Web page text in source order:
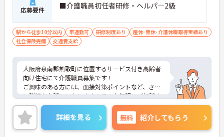
応募要件 ■介護職員初任者研修・ヘルパ―2級
駅から徒歩10分以内 車通勤可 研修制度あり
産休･育休･介護休暇取得実績あり
社会保険完備
交通費支給
大阪府泉南郡熊取町に位置するサービス付き高齢者
向け住宅にて介護職員募集です！
ご興味のある方には、面接対策ポイントなど、さら
に詳細をお話しいたしますので、お気軽にご相談く
ださい。
詳細を見る 無料 紹介してもらう